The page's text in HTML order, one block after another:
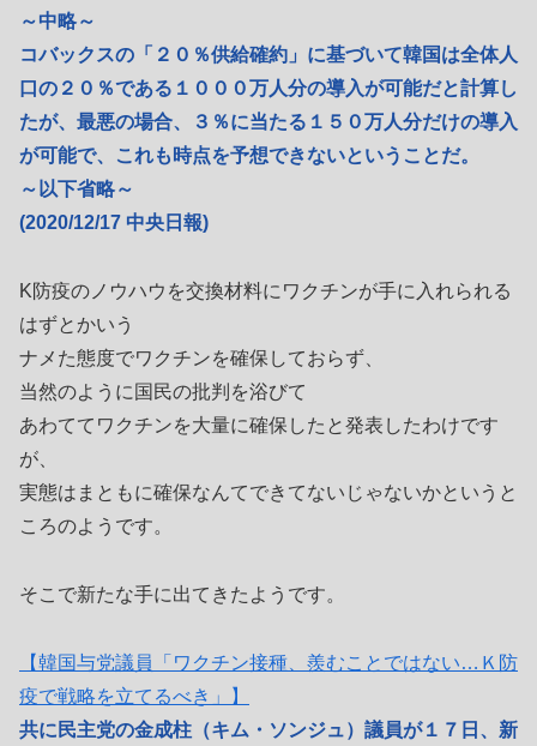
～中略～
コバックスの「２０％供給確約」に基づいて韓国は全体人
口の２０％である１０００万人分の導入が可能だと計算し
たが、最悪の場合、３％に当たる１５０万人分だけの導入
が可能で、これも時点を予想できないということだ。
～以下省略～
(2020/12/17 中央日報)
K防疫のノウハウを交換材料にワクチンが手に入れられる
はずとかいう
ナメた態度でワクチンを確保しておらず、
当然のように国民の批判を浴びて
あわててワクチンを大量に確保したと発表したわけです
が、
実態はまともに確保なんてできてないじゃないかというと
ころのようです。
そこで新たな手に出てきたようです。
【韓国与党議員「ワクチン接種、羨むことではない…Ｋ防
疫で戦略を立てるべき」】
共に民主党の金成柱（キム・ソンジュ）議員が１７日、新